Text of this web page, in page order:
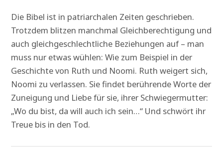
Die Bibel ist in patriarchalen Zeiten geschrieben.
Trotzdem blitzen manchmal Gleichberechtigung und
auch gleichgeschlechtliche Beziehungen auf – man
muss nur etwas wühlen: Wie zum Beispiel in der
Geschichte von Ruth und Noomi. Ruth weigert sich,
Noomi zu verlassen. Sie findet berührende Worte der
Zuneigung und Liebe für sie, ihrer Schwiegermutter:
„Wo du bist, da will auch ich sein…“ Und schwört ihr
Treue bis in den Tod.